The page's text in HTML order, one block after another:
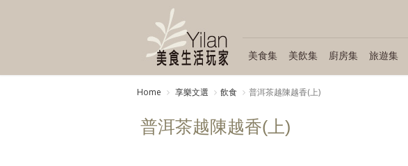
美食集 美飲集 廚房集 旅遊集
Home 享樂文選 飲食 普洱茶越陳越香(上)
普洱茶越陳越香(上)